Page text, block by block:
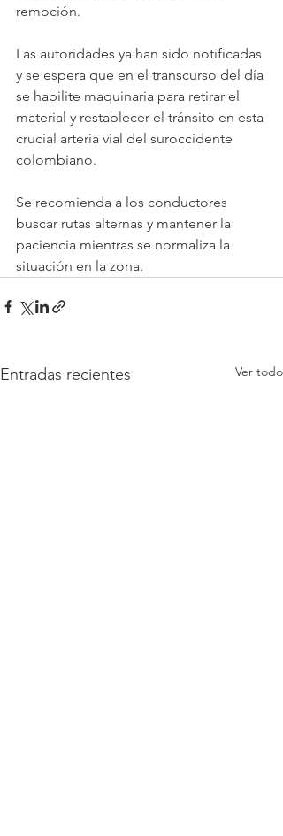
remoción.
Las autoridades ya han sido notificadas
y se espera que en el transcurso del día
se habilite maquinaria para retirar el
material y restablecer el tránsito en esta
crucial arteria vial del suroccidente
colombiano.
Se recomienda a los conductores
buscar rutas alternas y mantener la
paciencia mientras se normaliza la
situación en la zona.
Entradas recientes Ver todo